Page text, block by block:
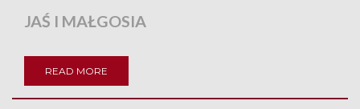
JAŚ I MAŁGOSIA
READ MORE